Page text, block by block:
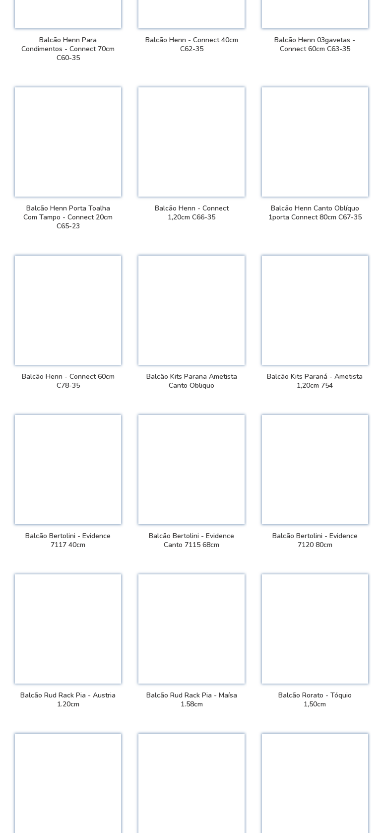
Balcão Henn Para
Condimentos - Connect 70cm
C60-35
Balcão Henn - Connect 40cm
C62-35
Balcão Henn 03gavetas -
Connect 60cm C63-35
Balcão Henn Porta Toalha
Com Tampo - Connect 20cm
C65-23
Balcão Henn - Connect
1,20cm C66-35
Balcão Henn Canto Oblí­quo
1porta Connect 80cm C67-35
Balcão Henn - Connect 60cm
C78-35
Balcão Kits Parana Ametista
Canto Obliquo
Balcão Kits Paraná - Ametista
1,20cm 754
Balcão Bertolini - Evidence
7117 40cm
Balcão Bertolini - Evidence
Canto 7115 68cm
Balcão Bertolini - Evidence
7120 80cm
Balcão Rud Rack Pia - Austria
1.20cm
Balcão Rud Rack Pia - Maí­sa
1.58cm
Balcão Rorato - Tóquio
1,50cm